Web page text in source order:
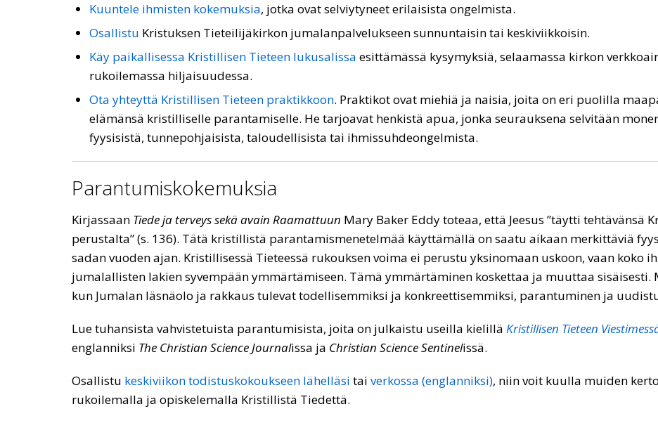
Kuuntele ihmisten kokemuksia, jotka ovat selviytyneet erilaisista ongelmista.
Osallistu Kristuksen Tieteilijäkirkon jumalanpalvelukseen sunnuntaisin tai keskiviikkoisin.
Käy paikallisessa Kristillisen Tieteen lukusalissa esittämässä kysymyksiä, selaamassa kirkon
rukoilemassa hiljaisuudessa.
Ota yhteyttä Kristillisen Tieteen praktikkoon. Praktikot ovat miehiä ja naisia, joita on eri puolilla
elämänsä kristilliselle parantamiselle. He tarjoavat henkistä apua, jonka seurauksena selvitään
fyysisistä, tunnepohjaisista, taloudellisista tai ihmissuhdeongelmista.
Parantumiskokemuksia
Kirjassaan Tiede ja terveys sekä avain Raamattuun Mary Baker Eddy toteaa, että Jeesus ”täytti tehtävänsä
perustalta” (s. 136). Tätä kristillistä parantamismenetelmää käyttämällä on saatu aikaan merkittäviä
sadan vuoden ajan. Kristillisessä Tieteessä rukouksen voima ei perustu yksinomaan uskoon, vaan koko
jumalallisten lakien syvempään ymmärtämiseen. Tämä ymmärtäminen koskettaa ja muuttaa sisäisesti.
kun Jumalan läsnäolo ja rakkaus tulevat todellisemmiksi ja konkreettisemmiksi, parantuminen ja
Lue tuhansista vahvistetuista parantumisista, joita on julkaistu useilla kielillä Kristillisen Tieteen
englanniksi The Christian Science Journalissa ja Christian Science Sentinelissä.
Osallistu keskiviikon todistuskokoukseen lähelläsi tai verkossa (englanniksi), niin voit kuulla muiden
rukoilemalla ja opiskelemalla Kristillistä Tiedettä.